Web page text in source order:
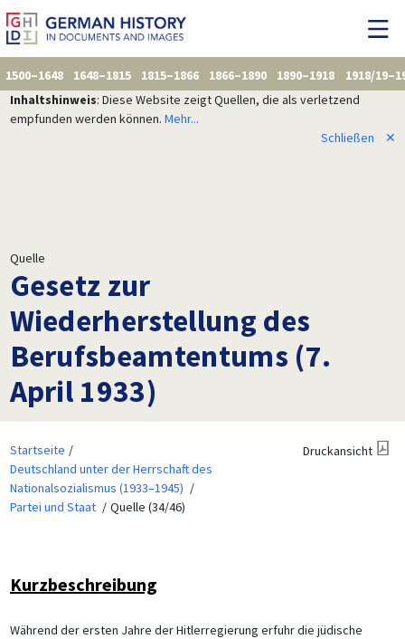
1500–1648 1648–1815 1815–1866 1866–1890 1890–1918
1918/
Inhaltshinweis: Diese Website zeigt Quellen, die als verletzend
empfunden werden können. Mehr...
Schließen
✕
Quelle
Gesetz zur
Wiederherstellung des
Berufsbeamtentums (7.
April 1933)
Startseite
Deutschland unter der Herrschaft des
Nationalsozialismus (1933–1945)
Partei und Staat
Quelle (34/46)
Druckansicht
Kurzbeschreibung
Während der ersten Jahre der Hitlerregierung erfuhr die jüdische